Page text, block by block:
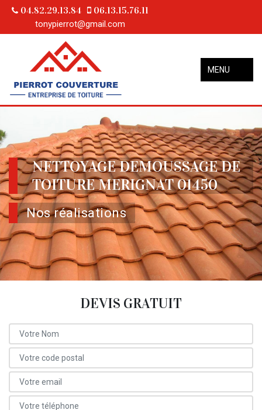
04.82.29.13.84 06.13.15.76.11
tonypierrot@gmail.com
MENU
NETTOYAGE DEMOUSSAGE DE
TOITURE MERIGNAT 01450
Nos réalisations
DEVIS GRATUIT